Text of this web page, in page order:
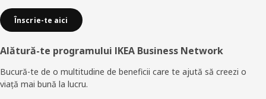
Înscrie-te aici
Alătură-te programului IKEA Business Network
Bucură-te de o multitudine de beneficii care te ajută să creezi o
viață mai bună la lucru.